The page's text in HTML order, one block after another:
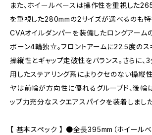
また、ホイールベースは操作性を重視した
を重視した280mmの2サイズが選べるのも特
CVAオイルダンパーを装備したロングアーム
ボーン4輪独立。フロントアームに22.5度のス
操縦性とギャップ走破性をバランス。さらに、
用したステアリング系によりクセのない操縦
ヤは前輪が方向性に優れるグルーブド、後輪
ップ力充分なスクエアスパイクを装着しました
【 基本スペック 】 ●全長395mm（ホイールベ